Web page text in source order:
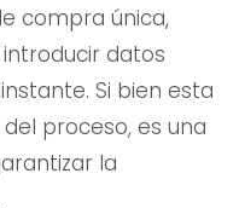
compra única,
datos
Si bien esta
proceso, es una
la